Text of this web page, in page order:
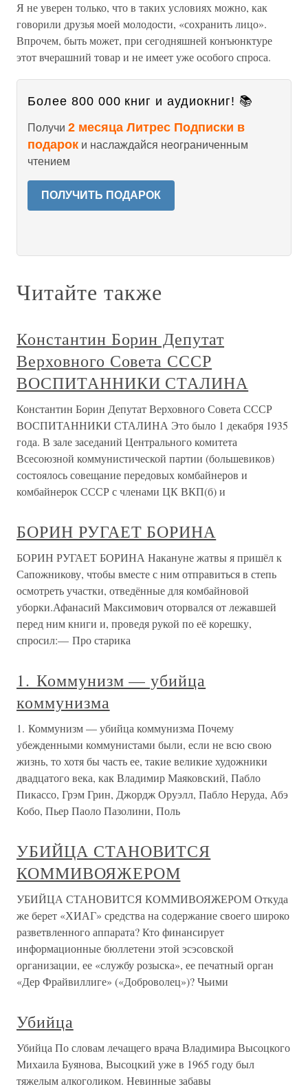
Я не уверен только, что в таких условиях можно, как
говорили друзья моей молодости, «сохранить лицо».
Впрочем, быть может, при сегодняшней конъюнктуре
этот вчерашний товар и не имеет уже особого спроса.
Более 800 000 книг и аудиокниг! 📚
Получи 2 месяца Литрес Подписки в
подарок и наслаждайся неограниченным
чтением
ПОЛУЧИТЬ ПОДАРОК
Читайте также
Константин Борин Депутат
Верховного Совета СССР
ВОСПИТАННИКИ СТАЛИНА
Константин Борин Депутат Верховного Совета СССР
ВОСПИТАННИКИ СТАЛИНА Это было 1 декабря 1935
года. В зале заседаний Центрального комитета
Всесоюзной коммунистической партии (большевиков)
состоялось совещание передовых комбайнеров и
комбайнерок СССР с членами ЦК ВКП(б) и
БОРИН РУГАЕТ БОРИНА
БОРИН РУГАЕТ БОРИНА Накануне жатвы я пришёл к
Сапожникову, чтобы вместе с ним отправиться в степь
осмотреть участки, отведённые для комбайновой
уборки.Афанасий Максимович оторвался от лежавшей
перед ним книги и, проведя рукой по её корешку,
спросил:— Про старика
1. Коммунизм — убийца
коммунизма
1. Коммунизм — убийца коммунизма Почему
убежденными коммунистами были, если не всю свою
жизнь, то хотя бы часть ее, такие великие художники
двадцатого века, как Владимир Маяковский, Пабло
Пикассо, Грэм Грин, Джордж Оруэлл, Пабло Неруда, Абэ
Кобо, Пьер Паоло Пазолини, Поль
УБИЙЦА СТАНОВИТСЯ
КОММИВОЯЖЕРОМ
УБИЙЦА СТАНОВИТСЯ КОММИВОЯЖЕРОМ Откуда
же берет «ХИАГ» средства на содержание своего широко
разветвленного аппарата? Кто финансирует
информационные бюллетени этой эсэсовской
организации, ее «службу розыска», ее печатный орган
«Дер Фрайвиллиге» («Доброволец»)? Чьими
Убийца
Убийца По словам лечащего врача Владимира Высоцкого
Михаила Буянова, Высоцкий уже в 1965 году был
тяжелым алкоголиком. Невинные забавы